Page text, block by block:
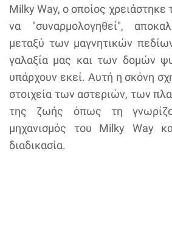
Milky Way, ο οποίος χρειάστηκε
να "συναρμολογηθεί",
μεταξύ των μαγνητικών
γαλαξία μας και των δομών
υπάρχουν εκεί. Αυτή η σκόνη
στοιχεία των αστεριών, των
της ζωής όπως τη
μηχανισμός του Milky Way
διαδικασία.